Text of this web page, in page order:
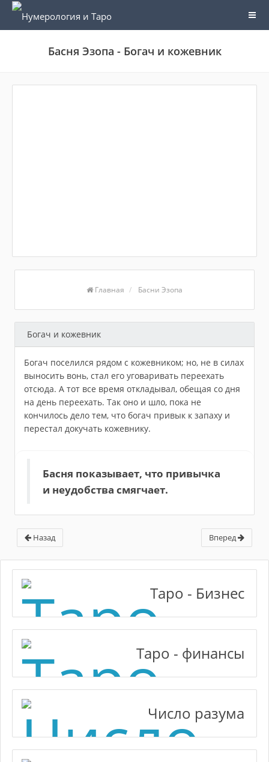
Басня Эзопа - Богач и кожевник
Главная Басни Эзопа
Богач и кожевник
Богач поселился рядом с кожевником; но, не в силах
выносить вонь, стал его уговаривать переехать
отсюда. А тот все время откладывал, обещая со дня
на день переехать. Так оно и шло, пока не
кончилось дело тем, что богач привык к запаху и
перестал докучать кожевнику.
Басня показывает, что привычка
и неудобства смягчает.
Назад Вперед
Таро - Бизнес
Таро - финансы
Число разума